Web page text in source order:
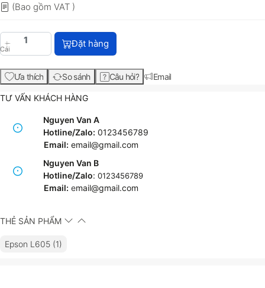
(Bao gồm VAT )
Cái
Máy in phun màu đa năng Epson L605
Đặt hàng
Ưa thích So sánh Câu hỏi? Email
TƯ VẤN KHÁCH HÀNG
Nguyen Van A
Hotline/Zalo: 0123456789
Email: email@gmail.com
Nguyen Van B
Hotline/Zalo: 0123456789
Email: email@gmail.com
THẺ SẢN PHẨM
Epson L605 (1)